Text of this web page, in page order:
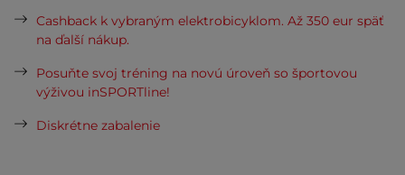
Cashback k vybraným elektrobicyklom. Až 350 eur späť
na ďalší nákup.
Posuňte svoj tréning na novú úroveň so športovou
výživou inSPORTline!
Diskrétne zabalenie